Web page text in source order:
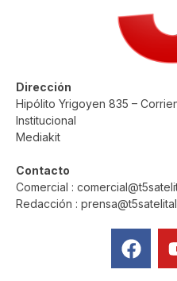
Dirección
Hipólito Yrigoyen 835 –
Institucional
Mediakit
Contacto
Comercial :
Redacción :